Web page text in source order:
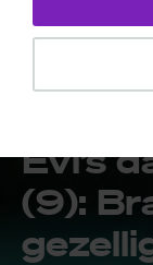
Evi’s
(9):